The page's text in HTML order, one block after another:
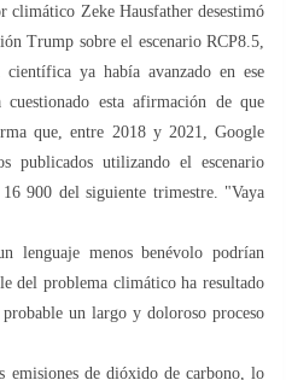
climático Zeke Hausfather desestimó
Trump sobre el escenario RCP8.5,
ya había avanzado en ese
esta afirmación de que
que, entre 2018 y 2021, Google
publicados utilizando el escenario
900 del siguiente trimestre. "Vaya
lenguaje menos benévolo podrían
del problema climático ha resultado
un largo y doloroso proceso
emisiones de dióxido de carbono, lo